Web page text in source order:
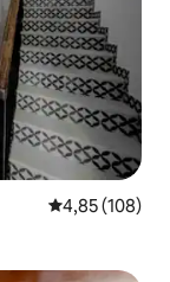
Gemiddelde
4,85 (108)